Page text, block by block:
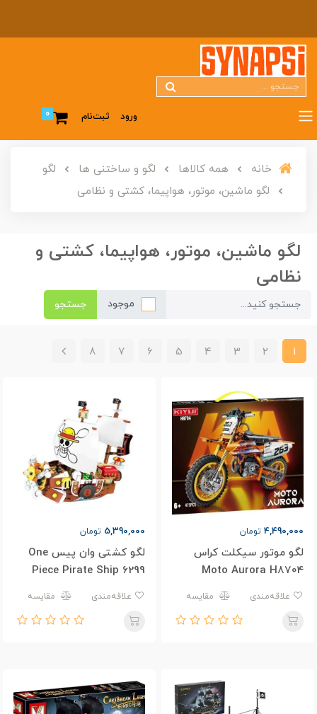
ورود ثبت‌نام 0
خانه همه کالاها لگو و ساختنی ها
لگو
لگو ماشین، موتور، هواپیما، کشتی و نظامی
لگو ماشین، موتور، هواپیما، کشتی و
نظامی
موجود جستجو
1
2
3
4
5
6
7
8
4,490,000 تومان
لگو موتور سیکلت کراس
Moto Aurora H8704
مقایسه
5,390,000 تومان
لگو کشتی وان پیس One
Piece Pirate Ship 6299
مقایسه